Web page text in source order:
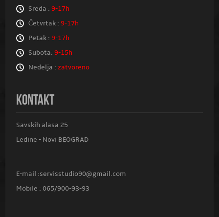
Sreda :9-17h
Četvrtak :9-17h
Petak :9-17h
Subota:9-15h
Nedelja :zatvoreno
KONTAKT
Savskih alasa 25
Ledine - Novi BEOGRAD
E-mail :servisstudio90@gmail.com
Mobile : 065/900-93-93